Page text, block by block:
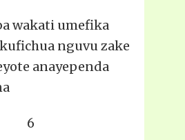
wakati umefika
nguvu zake
anayependa
6